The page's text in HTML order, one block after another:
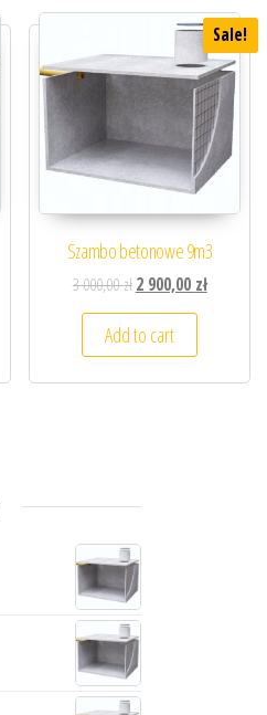
Sale!
Szambo betonowe 9m3
3 000,00zł 2 900,00 zł
Add to cart